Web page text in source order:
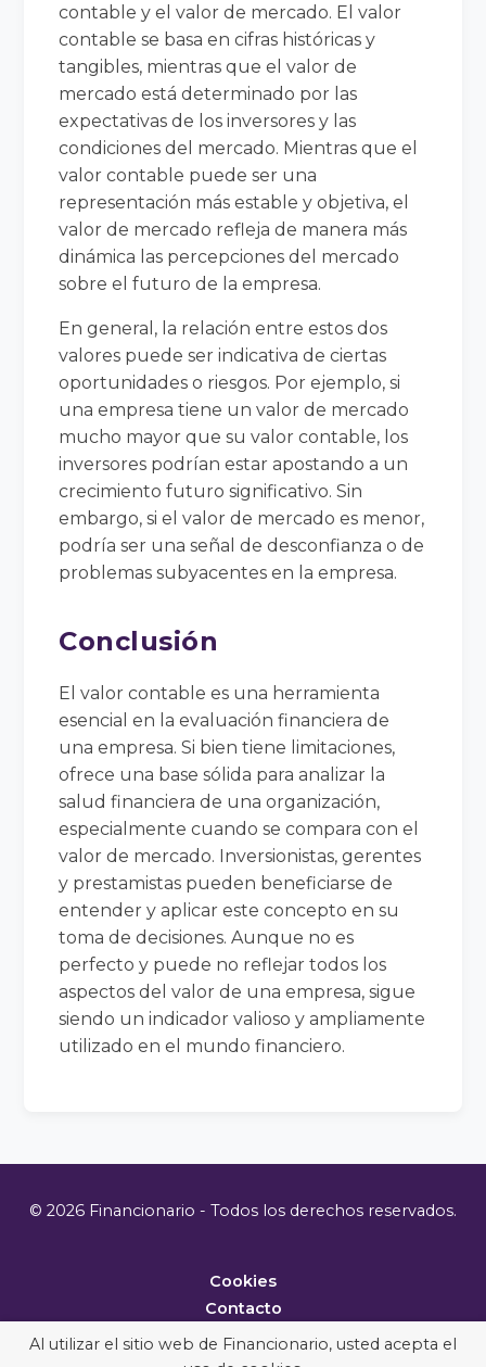
contable y el valor de mercado. El valor
contable se basa en cifras históricas y
tangibles, mientras que el valor de
mercado está determinado por las
expectativas de los inversores y las
condiciones del mercado. Mientras que el
valor contable puede ser una
representación más estable y objetiva, el
valor de mercado refleja de manera más
dinámica las percepciones del mercado
sobre el futuro de la empresa.
En general, la relación entre estos dos
valores puede ser indicativa de ciertas
oportunidades o riesgos. Por ejemplo, si
una empresa tiene un valor de mercado
mucho mayor que su valor contable, los
inversores podrían estar apostando a un
crecimiento futuro significativo. Sin
embargo, si el valor de mercado es menor,
podría ser una señal de desconfianza o de
problemas subyacentes en la empresa.
Conclusión
El valor contable es una herramienta
esencial en la evaluación financiera de
una empresa. Si bien tiene limitaciones,
ofrece una base sólida para analizar la
salud financiera de una organización,
especialmente cuando se compara con el
valor de mercado. Inversionistas, gerentes
y prestamistas pueden beneficiarse de
entender y aplicar este concepto en su
toma de decisiones. Aunque no es
perfecto y puede no reflejar todos los
aspectos del valor de una empresa, sigue
siendo un indicador valioso y ampliamente
utilizado en el mundo financiero.
© 2026 Financionario - Todos los derechos reservados.
Cookies
Contacto
Metodología
Al utilizar el sitio web de Financionario, usted acepta el